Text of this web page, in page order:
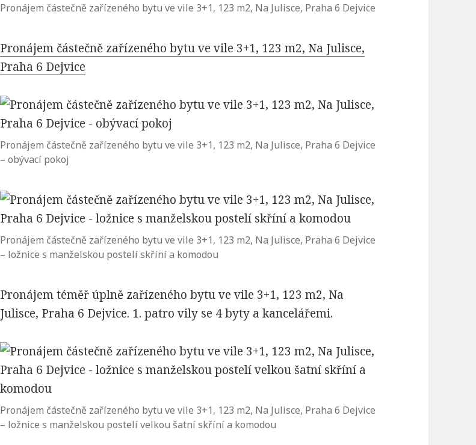
Pronájem částečně zařízeného bytu ve vile 3+1, 123 m2, Na Julisce, Praha 6 Dejvice
Pronájem částečně zařízeného bytu ve vile 3+1, 123 m2, Na Julisce,
Praha 6 Dejvice
Pronájem částečně zařízeného bytu ve vile 3+1, 123 m2, Na Julisce, Praha 6 Dejvice
– obývací pokoj
Pronájem částečně zařízeného bytu ve vile 3+1, 123 m2, Na Julisce, Praha 6 Dejvice
– ložnice s manželskou postelí skříní a komodou
Pronájem téměř úplně zařízeného bytu ve vile 3+1, 123 m2, Na
Julisce, Praha 6 Dejvice. 1. patro vily se 4 byty a kancelářemi.
Pronájem částečně zařízeného bytu ve vile 3+1, 123 m2, Na Julisce, Praha 6 Dejvice
– ložnice s manželskou postelí velkou šatní skříní a komodou